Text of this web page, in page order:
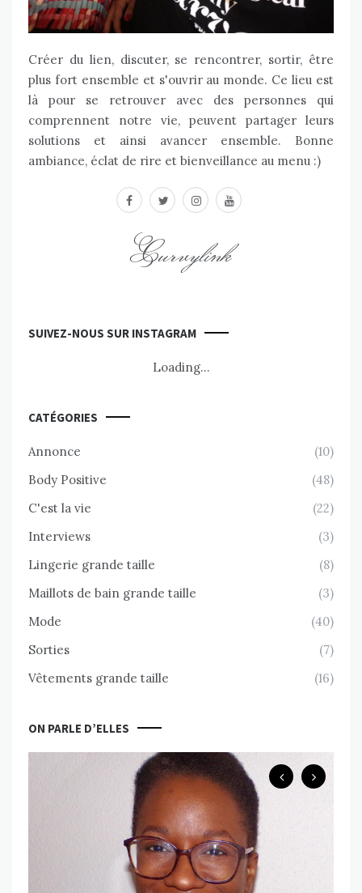
Créer du lien, discuter, se rencontrer, sortir, être
plus fort ensemble et s'ouvrir au monde. Ce lieu est
là pour se retrouver avec des personnes qui
comprennent notre vie, peuvent partager leurs
solutions et ainsi avancer ensemble. Bonne
ambiance, éclat de rire et bienveillance au menu :)
facebooktwitterinstagram
youtube
Curvylink
SUIVEZ-NOUS SUR INSTAGRAM
Loading...
CATÉGORIES
Annonce
(10)
Body Positive
(48)
C'est la vie
(22)
Interviews
(3)
Lingerie grande taille
(8)
Maillots de bain grande taille
(3)
Mode
(40)
Sorties
(7)
Vêtements grande taille
(16)
ON PARLE D’ELLES